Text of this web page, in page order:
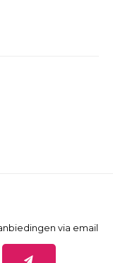
via email